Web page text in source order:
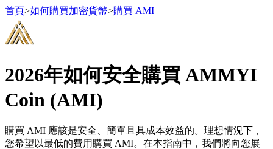
合約
首頁>如何購買加密貨幣>購買 AMI
2026年如何安全購買 AMMYI
Coin (AMI)
購買 AMI 應該是安全、簡單且具成本效益的。理想情況下，
您希望以最低的費用購買 AMI。在本指南中，我們將向您展